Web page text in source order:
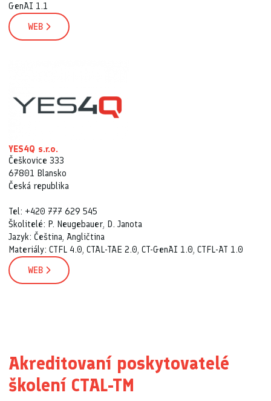
GenAI 1.1
WEB
YES4Q s.r.o.
Češkovice 333
67801 Blansko
Česká republika
Tel: +420 777 629 545
Školitelé: P. Neugebauer, D. Janota
Jazyk: Čeština, Angličtina
Materiály: CTFL 4.0, CTAL-TAE 2.0, CT-GenAI 1.0, CTFL-AT 1.0
WEB
Akreditovaní poskytovatelé
školení CTAL-TM